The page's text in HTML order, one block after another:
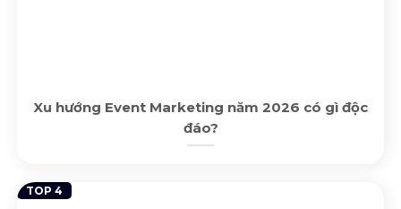
Xu hướng Event Marketing năm 2026 có gì độc
đáo?